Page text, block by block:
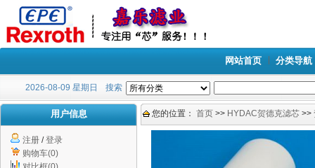
网站首页 分类导航
2026-08-09 星期日 搜索
用户信息
注册 /登录
购物车(0)
您的位置： 首页 >> HYDAC贺德克滤芯 >>